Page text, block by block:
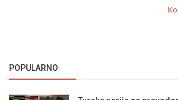
POPULARNO